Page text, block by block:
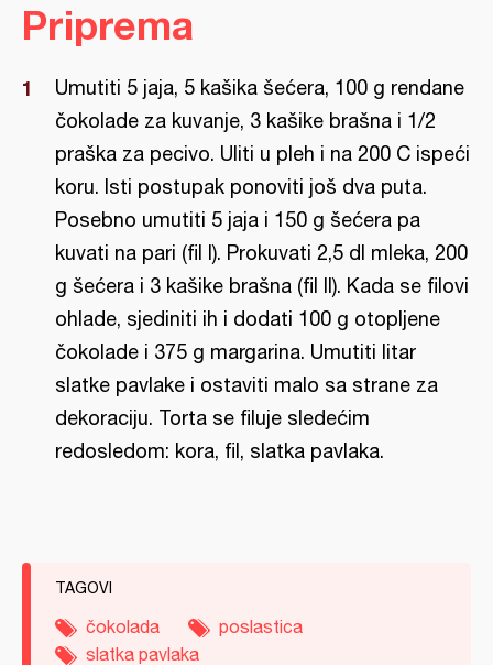
Priprema
Umutiti 5 jaja, 5 kašika šećera, 100 g rendane
čokolade za kuvanje, 3 kašike brašna i 1/2
praška za pecivo. Uliti u pleh i na 200 C ispeći
koru. Isti postupak ponoviti još dva puta.
Posebno umutiti 5 jaja i 150 g šećera pa
kuvati na pari (fil I). Prokuvati 2,5 dl mleka, 200
g šećera i 3 kašike brašna (fil II). Kada se filovi
ohlade, sjediniti ih i dodati 100 g otopljene
čokolade i 375 g margarina. Umutiti litar
slatke pavlake i ostaviti malo sa strane za
dekoraciju. Torta se filuje sledećim
redosledom: kora, fil, slatka pavlaka.
TAGOVI
čokolada
poslastica
slatka pavlaka